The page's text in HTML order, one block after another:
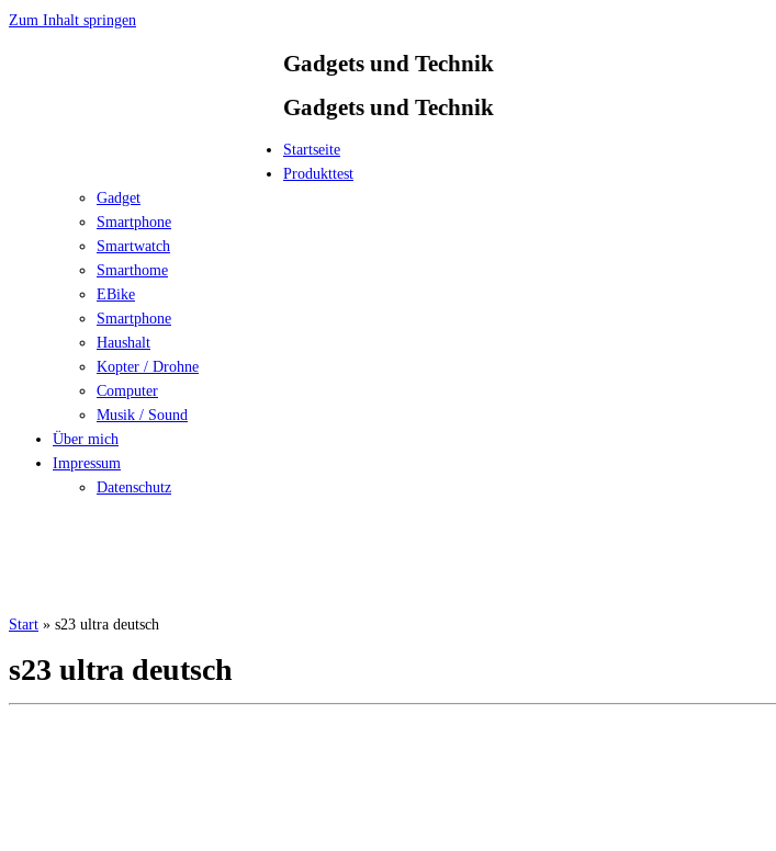
Zum Inhalt springen
Gadgets und Technik
Gadgets und Technik
Startseite
Produkttest
Gadget
Smartphone
Smartwatch
Smarthome
EBike
Smartphone
Haushalt
Kopter / Drohne
Computer
Musik / Sound
Über mich
Impressum
Datenschutz
Start » s23 ultra deutsch
s23 ultra deutsch